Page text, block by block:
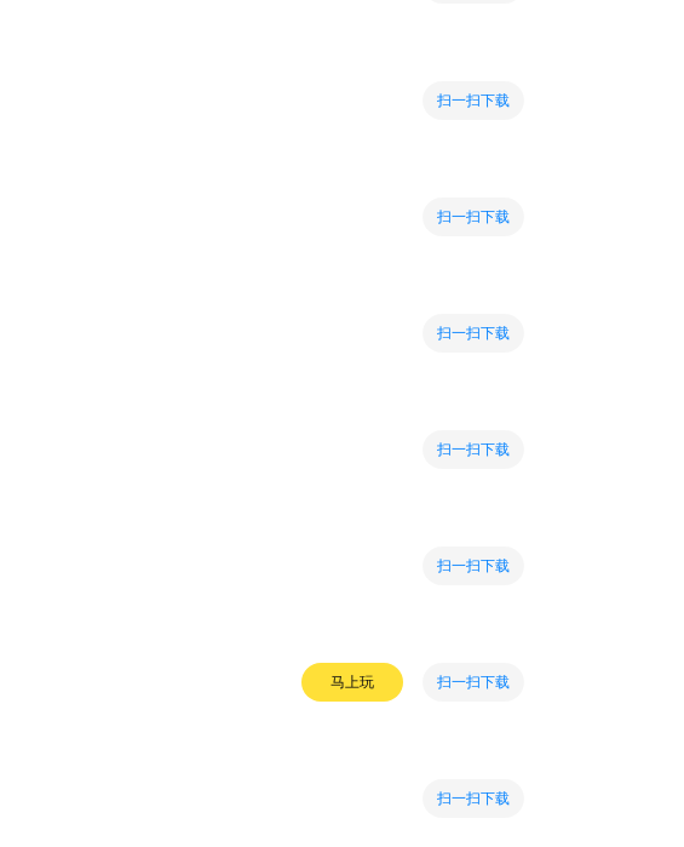
扫一扫下载
扫一扫下载
扫一扫下载
扫一扫下载
扫一扫下载
马上玩 扫一扫下载
扫一扫下载